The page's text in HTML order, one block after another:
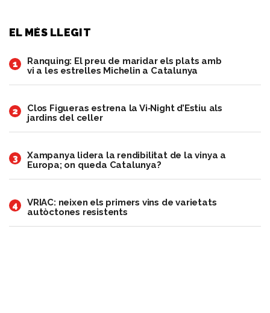
EL MÉS LLEGIT
1
Ranquing: El preu de maridar els plats amb
vi a les estrelles Michelin a Catalunya
2
Clos Figueras estrena la Vi‑Night d’Estiu als
jardins del celler
3
Xampanya lidera la rendibilitat de la vinya a
Europa; on queda Catalunya?
4
VRIAC: neixen els primers vins de varietats
autòctones resistents